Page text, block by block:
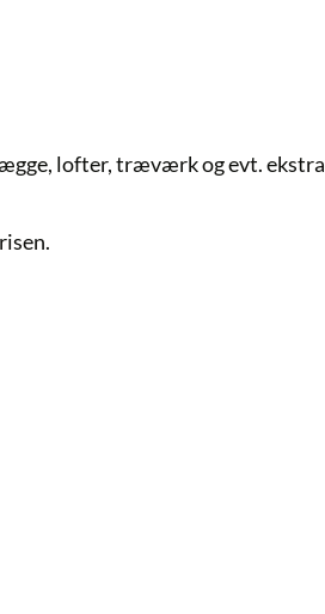
, lofter, træværk og evt. ekstra